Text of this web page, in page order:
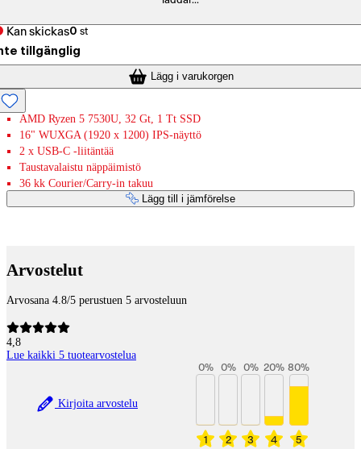
Kan skickas0 st
tillgänglig
Lägg i varukorgen
AMD Ryzen 5 7530U, 32 Gt, 1 Tt SSD
16" WUXGA (1920 x 1200) IPS-näyttö
2 x USB-C -liitäntää
Taustavalaistu näppäimistö
36 kk Courier/Carry-in takuu
Lägg till i jämförelse
Arvostelut
Arvosana 4.8/5 perustuen 5 arvosteluun
4,8
Lue kaikki 5 tuotearvostelua
Kirjoita arvostelu
1
0%
2
0%
3
0%
4
20%
5
80%